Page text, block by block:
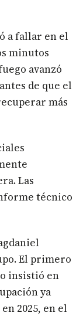
a fallar en el
minutos
avanzó
de que el
más
Las
técnico
El primero
insistió en
ya
2025, en el